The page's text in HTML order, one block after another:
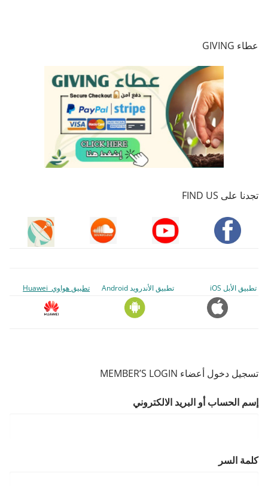
عطاء GIVING
تجدنا على FIND US
تطبيق الأبل iOS تطبيق الأندرويد Android تطبيق هواوي Huawei
تسجيل دخول أعضاء MEMBER’S LOGIN
إسم الحساب أو البريد الالكتروني
كلمة السر